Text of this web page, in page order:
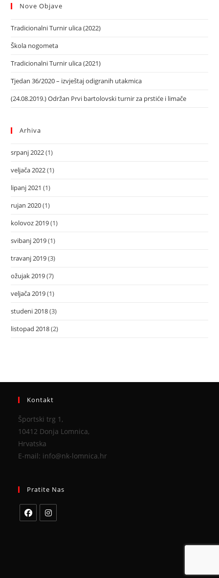
Nove Objave
Tradicionalni Turnir ulica (2022)
Škola nogometa
Tradicionalni Turnir ulica (2021)
Tjedan 36/2020 – izvještaj odigranih utakmica
(24.08.2019.) Održan Prvi bartolovski turnir za prstiće i limače
Arhiva
srpanj 2022(1)
veljača 2022(1)
lipanj 2021 (1)
rujan 2020(1)
kolovoz 2019(1)
svibanj 2019(1)
travanj 2019(3)
ožujak 2019(7)
veljača 2019(1)
studeni 2018(3)
listopad 2018(2)
Kontakt
Športski trg 1,
10412 Donja Lomnica,
Hrvatska
E-mail: info@nk-lomnica.hr
Pratite Nas